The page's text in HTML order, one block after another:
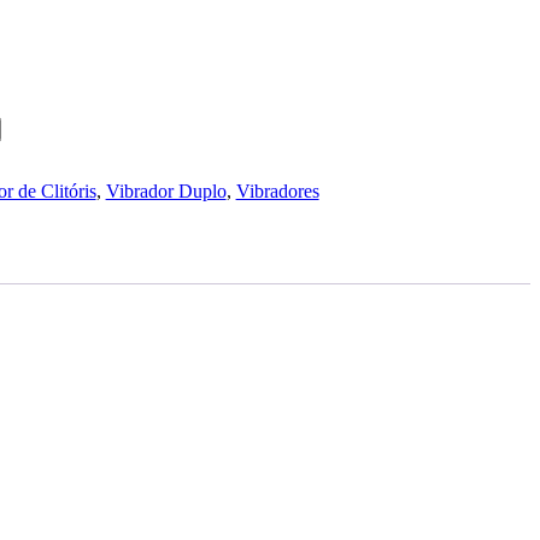
de Clitóris, Vibrador Duplo, Vibradores